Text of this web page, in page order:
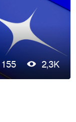
155 2,3K